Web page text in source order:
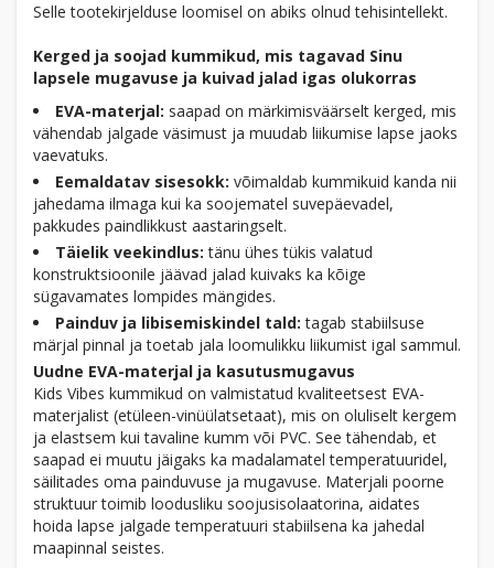
Selle tootekirjelduse loomisel on abiks olnud tehisintellekt.
Kerged ja soojad kummikud, mis tagavad Sinu
lapsele mugavuse ja kuivad jalad igas olukorras
EVA-materjal: saapad on märkimisväärselt kerged, mis
vähendab jalgade väsimust ja muudab liikumise lapse jaoks
vaevatuks.
Eemaldatav sisesokk: võimaldab kummikuid kanda nii
jahedama ilmaga kui ka soojematel suvepäevadel,
pakkudes paindlikkust aastaringselt.
Täielik veekindlus: tänu ühes tükis valatud
konstruktsioonile jäävad jalad kuivaks ka kõige
sügavamates lompides mängides.
Painduv ja libisemiskindel tald: tagab stabiilsuse
märjal pinnal ja toetab jala loomulikku liikumist igal sammul.
Uudne EVA-materjal ja kasutusmugavus
Kids Vibes kummikud on valmistatud kvaliteetsest EVA-
materjalist (etüleen-vinüülatsetaat), mis on oluliselt kergem
ja elastsem kui tavaline kumm või PVC. See tähendab, et
saapad ei muutu jäigaks ka madalamatel temperatuuridel,
säilitades oma painduvuse ja mugavuse. Materjali poorne
struktuur toimib loodusliku soojusisolaatorina, aidates
hoida lapse jalgade temperatuuri stabiilsena ka jahedal
maapinnal seistes.